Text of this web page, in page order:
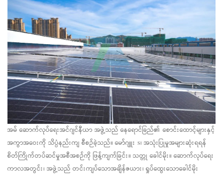
အမ် ဆောက်လုပ်ရေးအင်ဂျင်နီယာ အဖွဲ့သည် နေရောင်ခြည်၏ စောင်းထောင့်များနှင့်
အကွာအဝေးကို သိပ္ပံနည်းကျ စီစဉ်ခဲ့သည်။ မော်ဂျူး s၊ အသုံးပြုမှုအများဆုံးရရန်
စိတ်ကြိုက်တပ်ဆင်မှုအစီအစဉ်ကို ဖြန့်ကျက်ခြင်း။ သတ္တု ခေါင်မိုး။ ဆောက်လုပ်ရေး
ကာလအတွင်း၊ အဖွဲ့သည် တင်းကျပ်သောအချိန်ဇယား၊ ရှုပ်ထွေးသောခေါင်မိုး